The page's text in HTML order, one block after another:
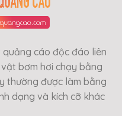
cáo độc đáo liên
bơm hơi chạy bằng
thường được làm bằng
dạng và kích cỡ khác